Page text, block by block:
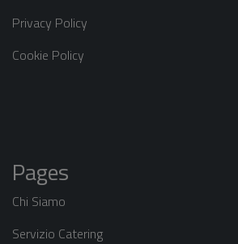
Privacy Policy
Cookie Policy
Pages
Chi Siamo
​Servizio Catering